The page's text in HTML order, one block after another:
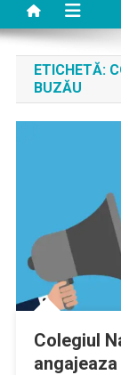
ETICHETĂ:
BUZĂU
Colegiul